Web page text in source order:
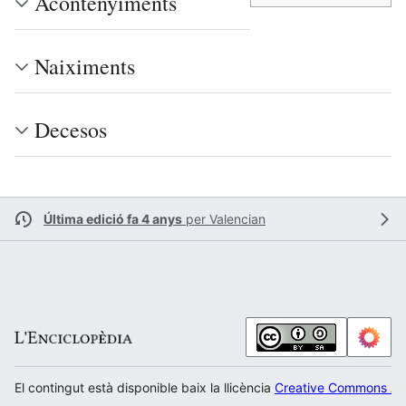
Naiximents
Decesos
Última edició fa 4 anys per Valencian
El contingut està disponible baix la llicència Creative Commons